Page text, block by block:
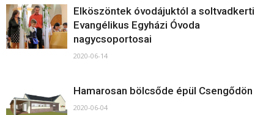
Elköszöntek óvodájuktól a soltvadkerti
Evangélikus Egyházi Óvoda
nagycsoportosai
2020-06-14
Hamarosan bölcsőde épül Csengődön
2020-06-04